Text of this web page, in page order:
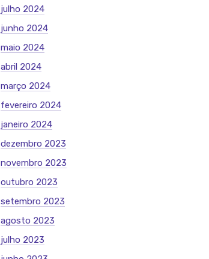
julho 2024
junho 2024
maio 2024
abril 2024
março 2024
fevereiro 2024
janeiro 2024
dezembro 2023
novembro 2023
outubro 2023
setembro 2023
agosto 2023
julho 2023